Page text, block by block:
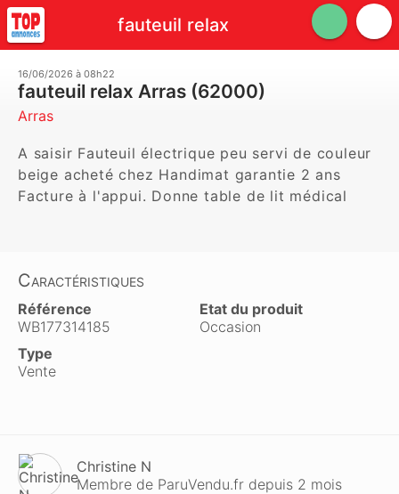
fauteuil relax
16/06/2026 à 08h22
fauteuil relax Arras (62000)
Arras
A saisir Fauteuil électrique peu servi de couleur
beige acheté chez Handimat garantie 2 ans
Facture à l'appui. Donne table de lit médical
Caractéristiques
Référence
WB177314185
Etat du produit
Occasion
Type
Vente
Christine N
Membre de ParuVendu.fr depuis 2 mois